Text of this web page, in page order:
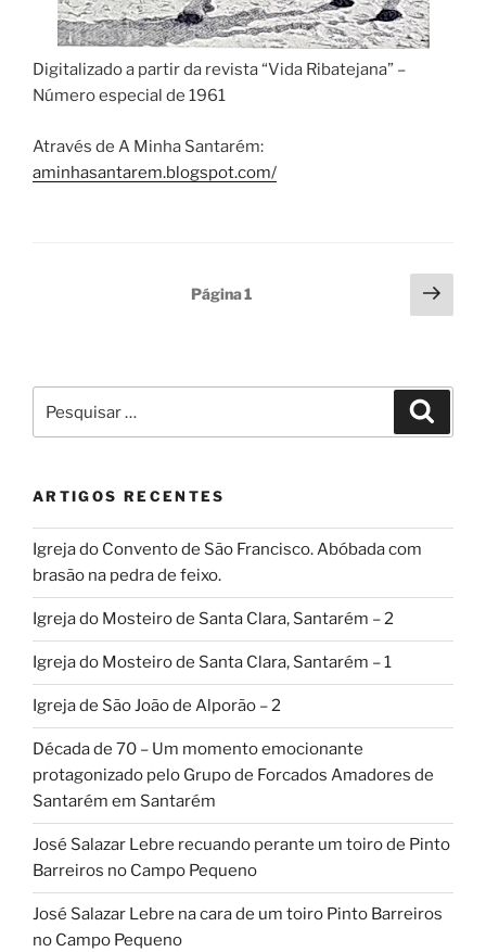
Digitalizado a partir da revista “Vida Ribatejana” –
Número especial de 1961
Através de A Minha Santarém:
aminhasantarem.blogspot.com/
Página1
por:
ARTIGOS RECENTES
Igreja do Convento de São Francisco. Abóbada com
brasão na pedra de feixo.
Igreja do Mosteiro de Santa Clara, Santarém – 2
Igreja do Mosteiro de Santa Clara, Santarém – 1
Igreja de São João de Alporão – 2
Década de 70 – Um momento emocionante
protagonizado pelo Grupo de Forcados Amadores de
Santarém em Santarém
José Salazar Lebre recuando perante um toiro de Pinto
Barreiros no Campo Pequeno
José Salazar Lebre na cara de um toiro Pinto Barreiros
no Campo Pequeno